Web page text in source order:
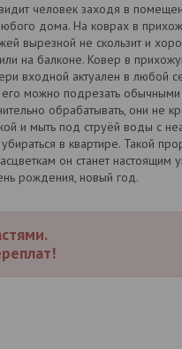
человек заходя в
дома. На коврах в
вырезной не скользит и
на балконе. Ковер в
входной актуален в любой
можно подрезать
обрабатывать, они не
и мыть под струёй воды с
в квартире. Такой
он станет настоящим
рождения, новый год.